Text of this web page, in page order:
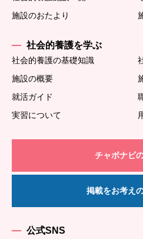
施設のおたより
社会的養護を学ぶ
社会的養護の基礎知識
施設の概要
就活ガイド
実習について
チャボナビ
掲載をお考え
公式SNS